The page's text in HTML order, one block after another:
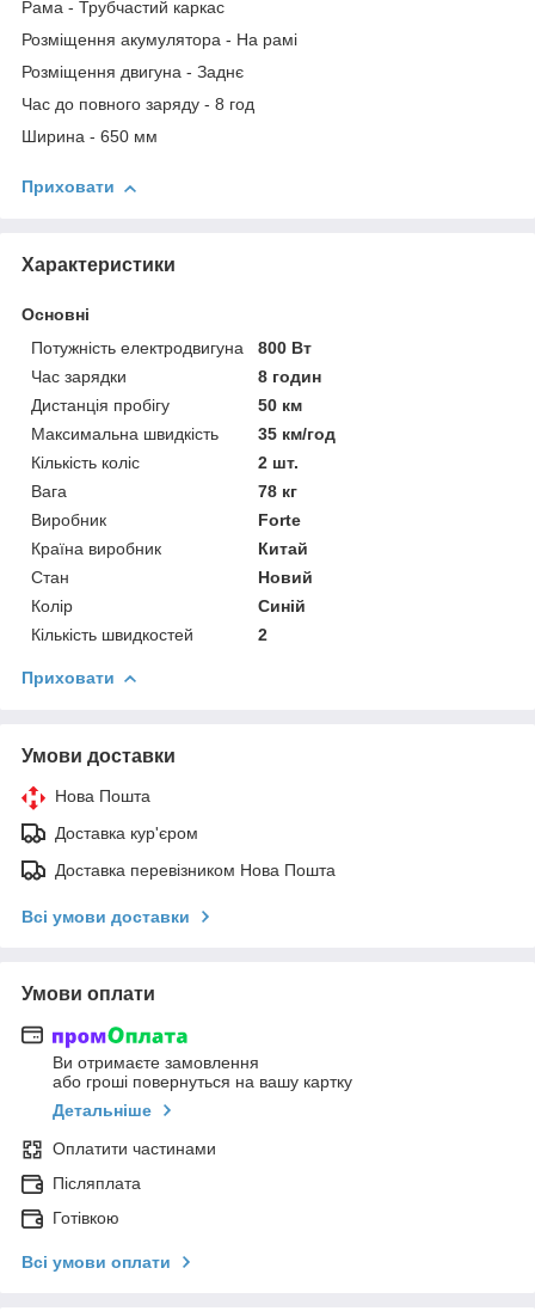
Рама - Трубчастий каркас
Розміщення акумулятора - На рамі
Розміщення двигуна - Заднє
Час до повного заряду - 8 год
Ширина - 650 мм
Приховати
Характеристики
Основні
Потужність електродвигуна
800 Вт
Час зарядки
8 годин
Дистанція пробігу
50 км
Максимальна швидкість
35 км/год
Кількість коліс
2 шт.
Вага
78 кг
Виробник
Forte
Країна виробник
Китай
Стан
Новий
Колір
Синій
Кількість швидкостей
2
Приховати
Умови доставки
Нова Пошта
Доставка кур'єром
Доставка перевізником Нова Пошта
Всі умови доставки
Умови оплати
Ви отримаєте замовлення
або гроші повернуться на вашу картку
Детальніше
Оплатити частинами
Післяплата
Готівкою
Всі умови оплати